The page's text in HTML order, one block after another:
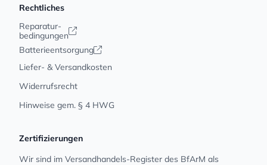
Rechtliches
Reparatur-
bedingungen
Batterieentsorgung
Liefer- & Versandkosten
Widerrufsrecht
Hinweise gem. § 4 HWG
Zertifizierungen
Wir sind im Versandhandels-Register des BfArM als